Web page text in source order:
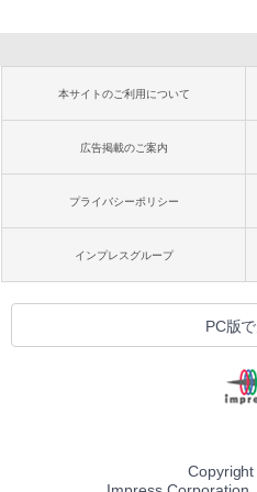
本サイトのご利用について
広告掲載のご案内
プライバシーポリシー
インプレスグループ
PC版